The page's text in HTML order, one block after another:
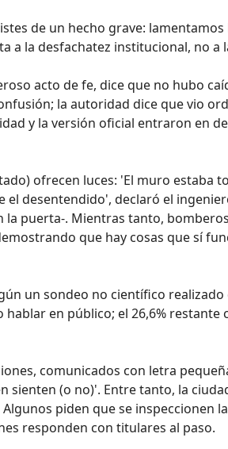
de un hecho grave:
a la desfachatez institucional, no a
acto de fe, dice que no hubo
la autoridad dice que vio
y la versión oficial entraron en
ofrecen luces: 'El muro estaba
el desentendido', declaró el
puerta-. Mientras tanto,
que hay cosas que sí
un sondeo no científico realizado
en público; el 26,6% restante
comunicados con letra
sienten (o no)'. Entre tanto, la
piden que se inspeccionen
responden con titulares al paso.